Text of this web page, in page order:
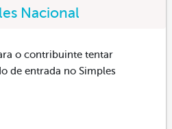
Nacional
o contribuinte tentar
de entrada no Simples